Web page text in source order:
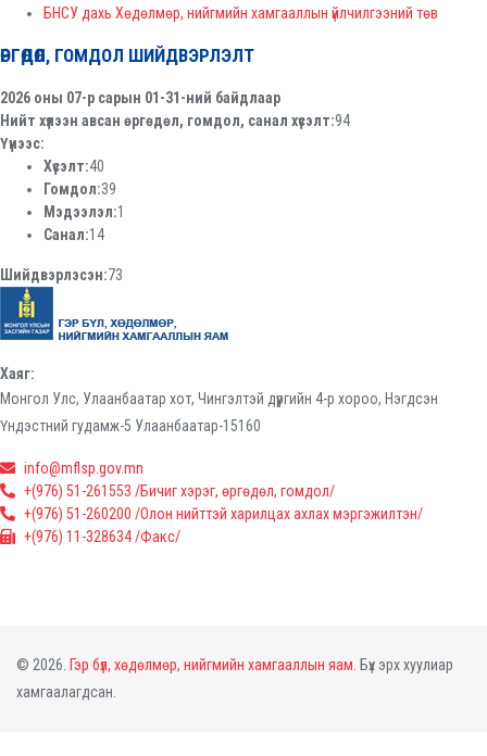
БНСУ дахь Хөдөлмөр, нийгмийн хамгааллын үйлчилгээний төв
ӨРГӨДӨЛ, ГОМДОЛ ШИЙДВЭРЛЭЛТ
2026 оны 07-р сарын 01-31-ний байдлаар
Нийт хүлээн авсан өргөдөл, гомдол, санал хүсэлт:94
Үүнээс:
Хүсэлт:40
Гомдол:39
Мэдээлэл:1
Санал:14
Шийдвэрлэсэн:73
Хаяг:
Монгол Улс, Улаанбаатар хот, Чингэлтэй дүүргийн 4-р хороо, Нэгдсэн
Үндэстний гудамж-5 Улаанбаатар-15160
info@mflsp.gov.mn
+(976) 51-261553 /Бичиг хэрэг, өргөдөл, гомдол/
+(976) 51-260200 /Олон нийттэй харилцах ахлах мэргэжилтэн/
+(976) 11-328634 /Факс/
© 2026. Гэр бүл, хөдөлмөр, нийгмийн хамгааллын яам. Бүх эрх хуулиар
хамгаалагдсан.